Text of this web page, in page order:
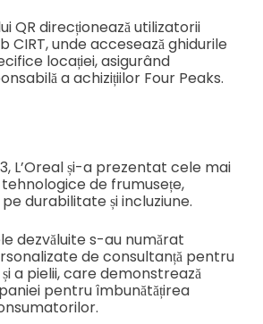
QR direcționează utilizatorii
CIRT, unde accesează ghidurile
locației, asigurând
a achizițiilor Four Peaks.
L’Oreal și-a prezentat cele mai
de frumusețe,
durabilitate și incluziune.
dezvăluite s-au numărat
de consultanță pentru
a pielii, care demonstrează
pentru îmbunătățirea